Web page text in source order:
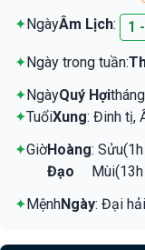
✦NgàyÂm Lịch: 1
✦Ngày trong tuần:
✦NgàyQuý Hợitháng
✦TuổiXung: Đinh tị,
✦GiờHoàng
Đạo
:
✦MệnhNgày: Đại